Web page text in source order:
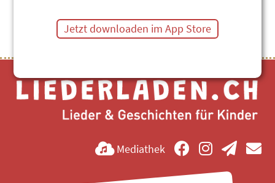
Mediathek
Jetzt downloaden im App Store